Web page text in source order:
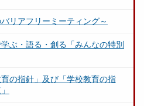
リアフリーミーティング～
ぶ・語る・創る「みんなの特別
の指針」及び「学校教育の指